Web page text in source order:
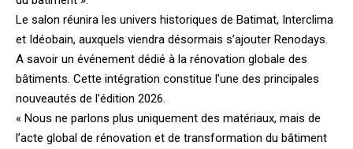
Le salon réunira les univers historiques de Batimat, Interclima
et Idéobain, auxquels viendra désormais s’ajouter Renodays.
A savoir un événement dédié à la rénovation globale des
bâtiments. Cette intégration constitue l’une des principales
nouveautés de l’édition 2026.
« Nous ne parlons plus uniquement des matériaux, mais de
l’acte global de rénovation et de transformation du bâtiment